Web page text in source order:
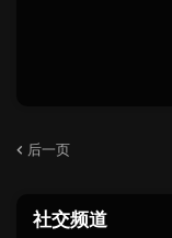
后一页
社交频道